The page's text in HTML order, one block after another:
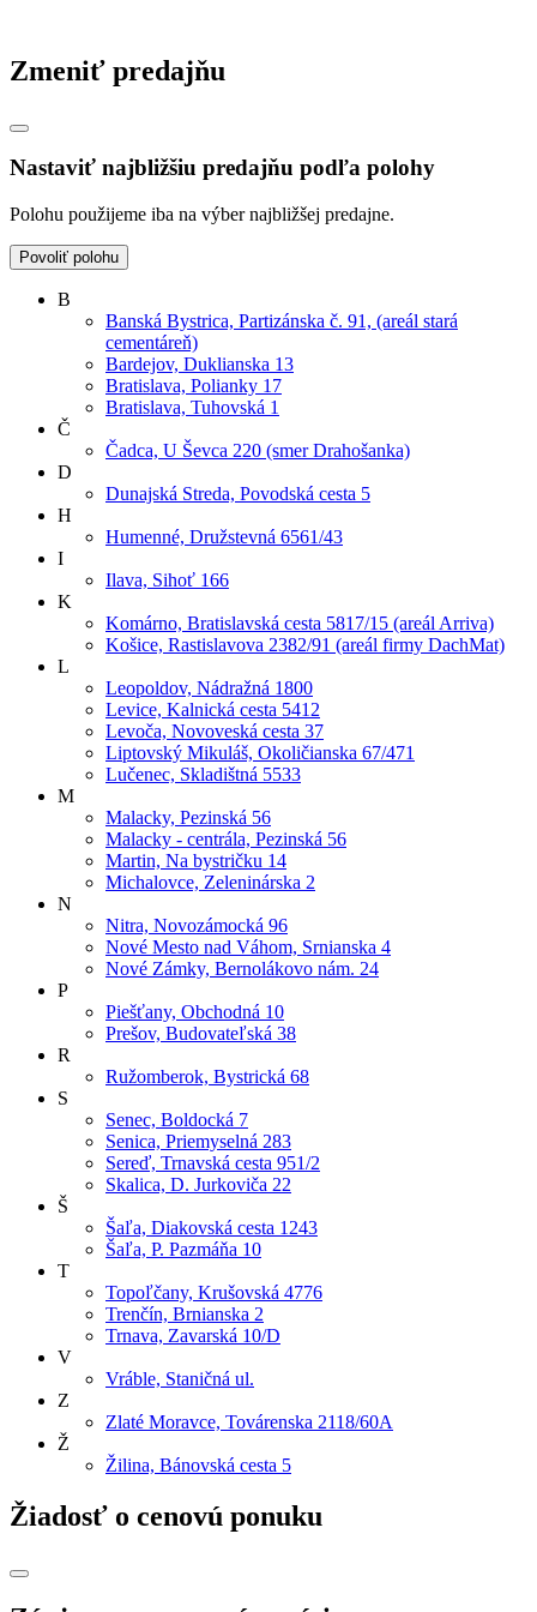
Zmeniť predajňu
Nastaviť najbližšiu predajňu podľa polohy
Polohu použijeme iba na výber najbližšej predajne.
Povoliť polohu
B
Banská Bystrica, Partizánska č. 91, (areál stará
cementáreň)
Bardejov, Duklianska 13
Bratislava, Polianky 17
Bratislava, Tuhovská 1
Č
Čadca, U Ševca 220 (smer Drahošanka)
D
Dunajská Streda, Povodská cesta 5
H
Humenné, Družstevná 6561/43
I
Ilava, Sihoť 166
K
Komárno, Bratislavská cesta 5817/15 (areál Arriva)
Košice, Rastislavova 2382/91 (areál firmy DachMat)
L
Leopoldov, Nádražná 1800
Levice, Kalnická cesta 5412
Levoča, Novoveská cesta 37
Liptovský Mikuláš, Okoličianska 67/471
Lučenec, Skladištná 5533
M
Malacky, Pezinská 56
Malacky - centrála, Pezinská 56
Martin, Na bystričku 14
Michalovce, Zeleninárska 2
N
Nitra, Novozámocká 96
Nové Mesto nad Váhom, Srnianska 4
Nové Zámky, Bernolákovo nám. 24
P
Piešťany, Obchodná 10
Prešov, Budovateľská 38
R
Ružomberok, Bystrická 68
S
Senec, Boldocká 7
Senica, Priemyselná 283
Sereď, Trnavská cesta 951/2
Skalica, D. Jurkoviča 22
Š
Šaľa, Diakovská cesta 1243
Šaľa, P. Pazmáňa 10
T
Topoľčany, Krušovská 4776
Trenčín, Brnianska 2
Trnava, Zavarská 10/D
V
Vráble, Staničná ul.
Z
Zlaté Moravce, Továrenska 2118/60A
Ž
Žilina, Bánovská cesta 5
Žiadosť o cenovú ponuku